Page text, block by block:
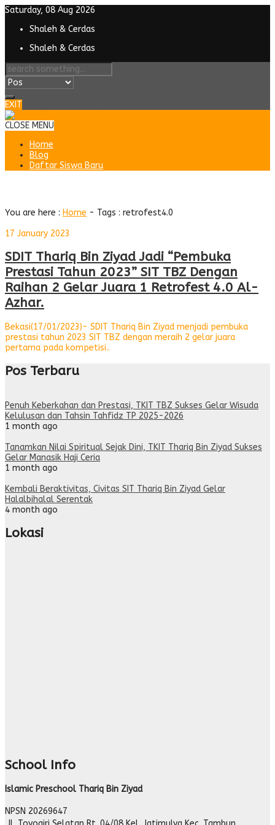
Saturday, 08 Aug 2026
Shaleh & Cerdas
Shaleh & Cerdas
EXIT
CLOSE MENU
Home
Blog
Daftar Siswa Baru
You are here : Home - Tags : retrofest4.0
17 January 2023
SDIT Thariq Bin Ziyad Jadi “Pembuka
Prestasi Tahun 2023” SIT TBZ Dengan
Raihan 2 Gelar Juara 1 Retrofest 4.0 Al-
Azhar.
Bekasi(17/01/2023)- SDIT Thariq Bin Ziyad menjadi pembuka
prestasi tahun 2023 SIT TBZ dengan meraih 2 gelar juara
pertama pada kompetisi..
Pos Terbaru
Penuh Keberkahan dan Prestasi, TKIT TBZ Sukses Gelar Wisuda
Kelulusan dan Tahsin Tahfidz TP 2025-2026
1 month ago
Tanamkan Nilai Spiritual Sejak Dini, TKIT Thariq Bin Ziyad Sukses
Gelar Manasik Haji Ceria
1 month ago
Kembali Beraktivitas, Civitas SIT Thariq Bin Ziyad Gelar
Halalbihalal Serentak
4 month ago
Lokasi
School Info
Islamic Preschool Thariq Bin Ziyad
NPSN 20269647